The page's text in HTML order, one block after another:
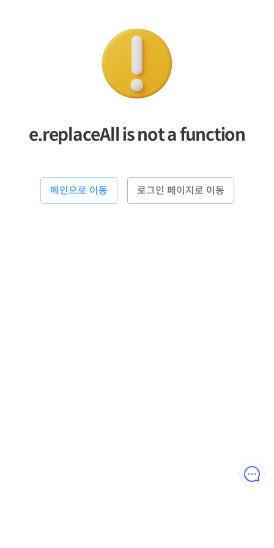
e.replaceAll is not a function
메인으로 이동 로그인 페이지로 이동